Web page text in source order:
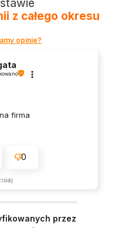
z całego okresu
opinie?
firma
0
przez